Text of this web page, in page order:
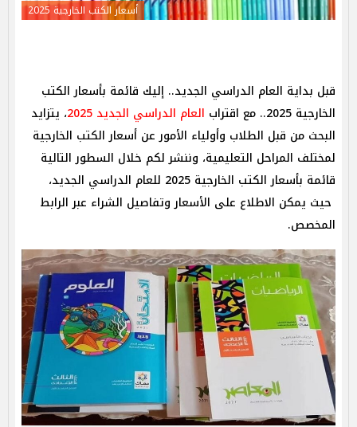
أسعار الكتب الخارجية 2025
قبل بداية العام الدراسي الجديد.. إليك قائمة بأسعار الكتب
الخارجية 2025.. مع اقتراب
العام الدراسي الجديد 2025
، يتزايد
البحث من قبل الطلاب وأولياء الأمور عن أسعار الكتب الخارجية
لمختلف المراحل التعليمية، وننشر لكم خلال السطور التالية
قائمة بأسعار الكتب الخارجية 2025 للعام الدراسي الجديد،
حيث يمكن الاطلاع على الأسعار وتفاصيل الشراء عبر الرابط
المخصص.